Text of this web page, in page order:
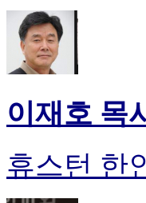
이재호 목
휴스턴 한